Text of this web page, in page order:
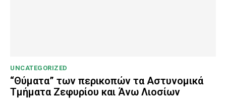
UNCATEGORIZED
“Θύματα” των περικοπών τα Αστυνομικά
Τμήματα Ζεφυρίου και Άνω Λιοσίων